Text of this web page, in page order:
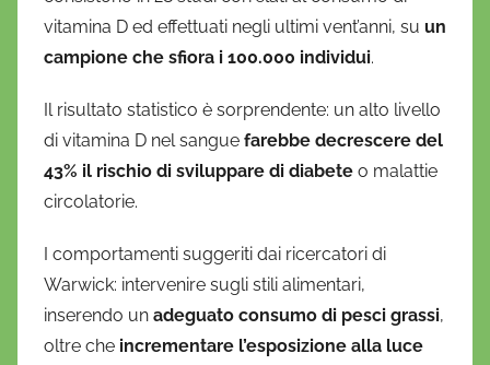
O
n
f
r
i
vitamina D ed effettuati negli ultimi vent’anni, su un
campione che sfiora i 100.000 individui.
Il risultato statistico è sorprendente: un alto livello
di vitamina D nel sangue farebbe decrescere del
43% il rischio di sviluppare di diabete o malattie
circolatorie.
I comportamenti suggeriti dai ricercatori di
Warwick: intervenire sugli stili alimentari,
inserendo un adeguato consumo di pesci grassi,
oltre che incrementare l’esposizione alla luce